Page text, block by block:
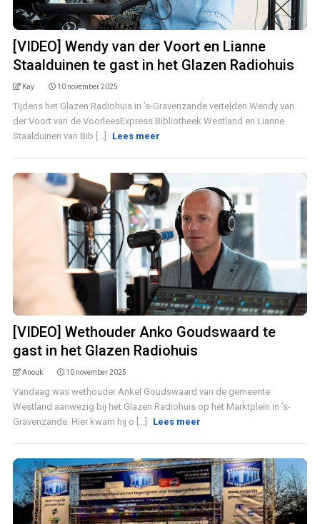
[VIDEO] Wendy van der Voort en Lianne
Staalduinen te gast in het Glazen Radiohuis
Kay 10 november 2025
Tijdens het Glazen Radiohuis in ’s-Gravenzande vertelden Wendy van
der Voort van de VoorleesExpress Bibliotheek Westland en Lianne
Staalduinen van Bib [...]
Lees meer
[VIDEO] Wethouder Anko Goudswaard te
gast in het Glazen Radiohuis
Anouk 10 november 2025
Vandaag was wethouder Ankel Goudswaard van de gemeente
Westland aanwezig bij het Glazen Radiohuis op het Marktplein in ’s-
Gravenzande. Hier kwam hij o [...]
Lees meer